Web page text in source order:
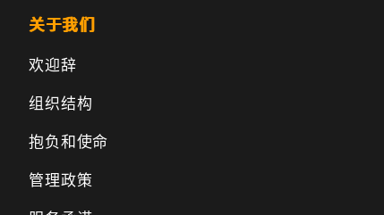
关于我们
欢迎辞
组织结构
抱负和使命
管理政策